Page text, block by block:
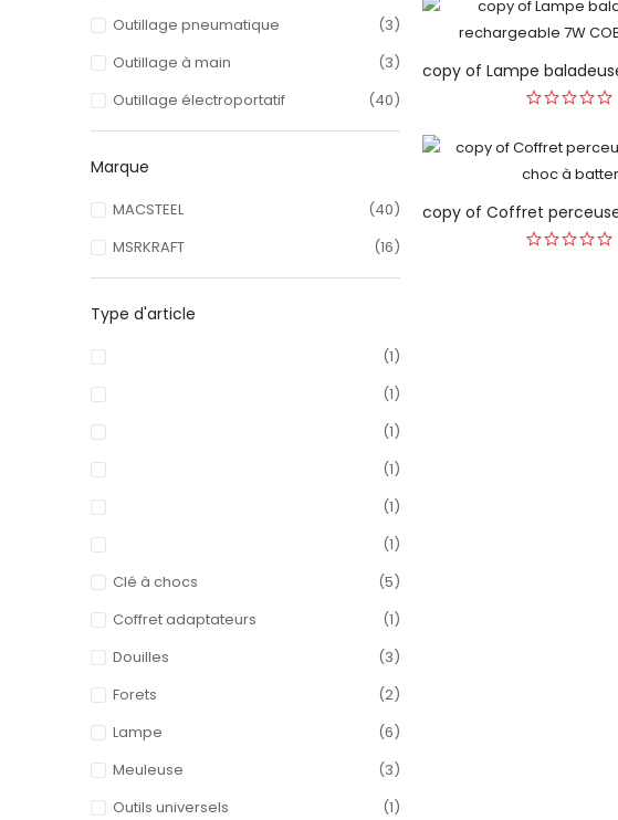
Outillage pneumatique
(3)
Outillage à main
(3)
Outillage électroportatif
(40)
Marque
MACSTEEL
(40)
MSRKRAFT
(16)
Type d'article
(1)
(1)
(1)
(1)
(1)
(1)
Clé à chocs
(5)
Coffret adaptateurs
(1)
Douilles
(3)
Forets
(2)
Lampe
(6)
Meuleuse
(3)
Outils universels
(1)